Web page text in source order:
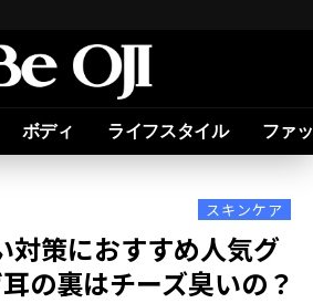
ボディ ライフスタイル ファ
スキンケア
対策におすすめ人気グ
の裏はチーズ臭いの？